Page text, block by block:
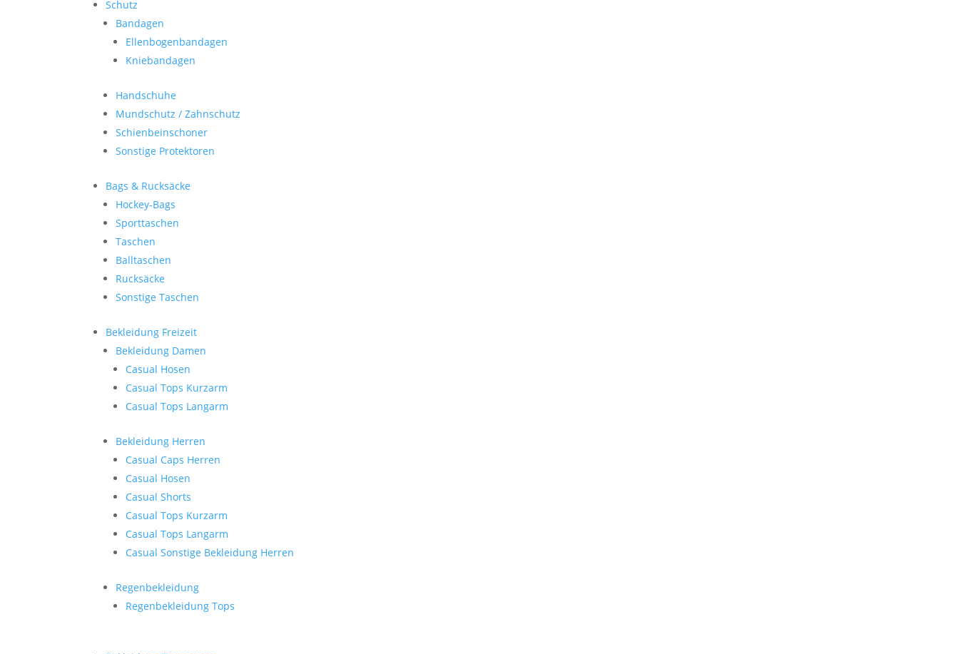
Schutz
Bandagen
Ellenbogenbandagen
Kniebandagen
Handschuhe
Mundschutz / Zahnschutz
Schienbeinschoner
Sonstige Protektoren
Bags & Rucksäcke
Hockey-Bags
Sporttaschen
Taschen
Balltaschen
Rucksäcke
Sonstige Taschen
Bekleidung Freizeit
Bekleidung Damen
Casual Hosen
Casual Tops Kurzarm
Casual Tops Langarm
Bekleidung Herren
Casual Caps Herren
Casual Hosen
Casual Shorts
Casual Tops Kurzarm
Casual Tops Langarm
Casual Sonstige Bekleidung Herren
Regenbekleidung
Regenbekleidung Tops